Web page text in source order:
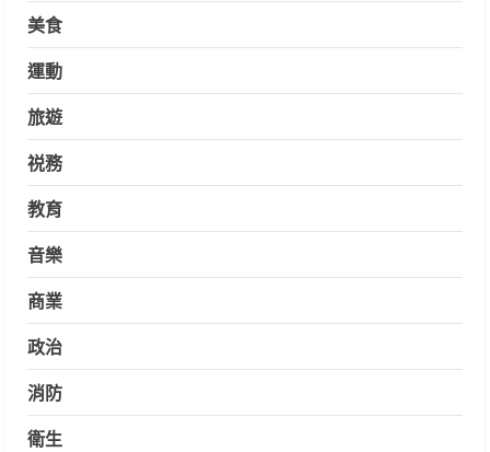
美食
運動
旅遊
祱務
教育
音樂
商業
政治
消防
衛生